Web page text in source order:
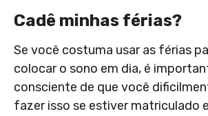
Cadê minhas férias?
Se você costuma usar as férias
colocar o sono em dia, é
consciente de que você
fazer isso se estiver matriculado